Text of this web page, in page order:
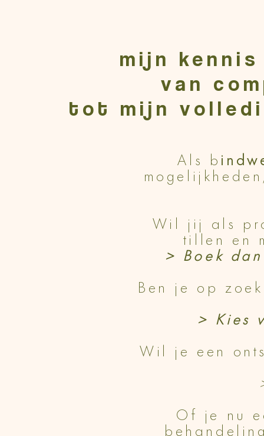
Als b
Wil jij als
tillen en
> Boek
Ben je op
> Kies
Wil je een
Of je nu
mijn
van
tot mijn